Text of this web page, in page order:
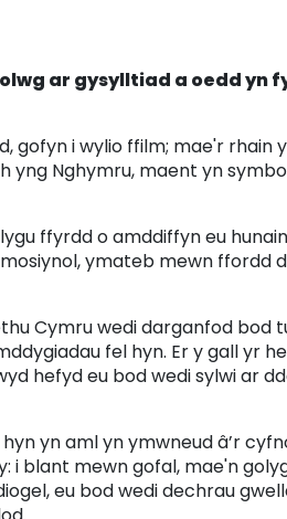
ar gysylltiad a oedd yn
i wylio ffilm; mae'r rhain
Nghymru, maent yn
ffyrdd o amddiffyn eu
ymateb mewn ffordd
Cymru wedi darganfod bod
fel hyn. Er y gall yr
hefyd eu bod wedi sylwi ar
yn aml yn ymwneud â’r
i blant mewn gofal, mae'n
eu bod wedi dechrau